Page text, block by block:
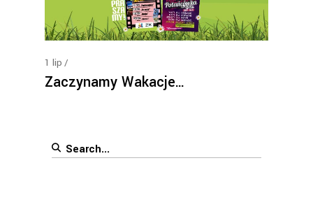
1 lip
Zaczynamy Wakacje…
Search